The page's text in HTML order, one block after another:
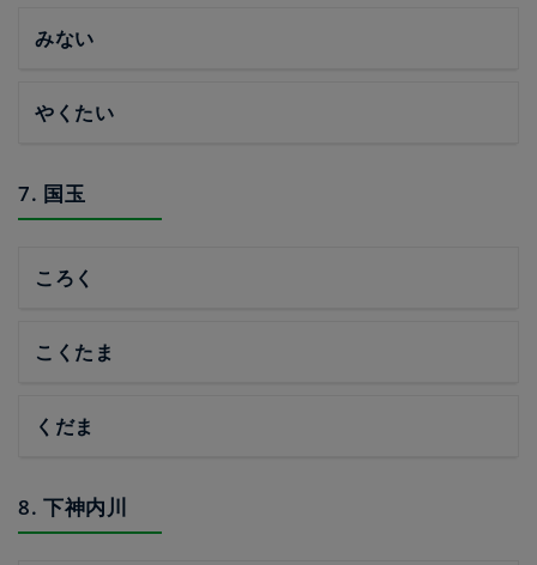
みない
やくたい
7. 国玉
ころく
こくたま
くだま
8. 下神内川